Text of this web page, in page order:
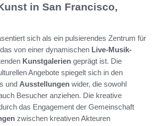
in San Francisco,
sich als ein pulsierendes Zentrum für
von einer dynamischen Live-Musik-
Kunstgalerien geprägt ist. Die
Angebote spiegelt sich in den
und Ausstellungen wider, die sowohl
Besucher anziehen. Die kreative
das Engagement der Gemeinschaft
zwischen kreativen Akteuren